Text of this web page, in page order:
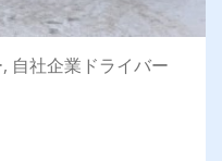
自社企業ドライバー